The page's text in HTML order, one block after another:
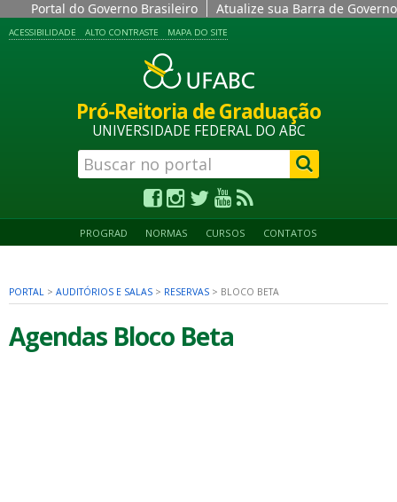
Portal do Governo Brasileiro Atualize sua Barra de Governo
ACESSIBILIDADE ALTO CONTRASTE MAPA DO SITE
Pró-Reitoria de Graduação
UNIVERSIDADE FEDERAL DO ABC
PROGRAD NORMAS CURSOS CONTATOS
PORTAL > AUDITÓRIOS E SALAS > RESERVAS > BLOCO BETA
Agendas Bloco Beta